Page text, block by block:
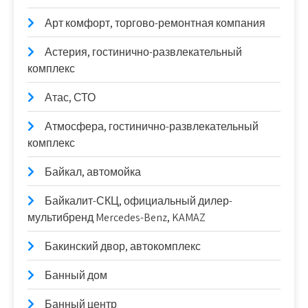
Арт комфорт, торгово-ремонтная компания
Астерия, гостинично-развлекательный
комплекс
Атас, СТО
Атмосфера, гостинично-развлекательный
комплекс
Байкал, автомойка
Байкалит-СКЦ, официальный дилер-
мультибренд Mercedes-Benz, KAMAZ
Бакинский двор, автокомплекс
Банный дом
Банный центр